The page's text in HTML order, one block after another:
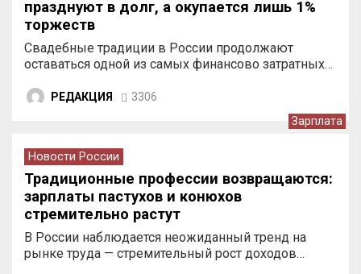
празднуют в долг, а окупается лишь 1%
торжеств
Свадебные традиции в России продолжают
оставаться одной из самых финансово затратных…
РЕДАКЦИЯ 3306
Зарплата
Новости России
Традиционные профессии возвращаются:
зарплаты пастухов и конюхов
стремительно растут
В России наблюдается неожиданный тренд на
рынке труда — стремительный рост доходов…